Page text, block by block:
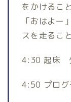
をかけるこ
「おはよー
スを走るこ
4:30 起床
4:50 プログ